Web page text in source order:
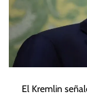
El Kremlin